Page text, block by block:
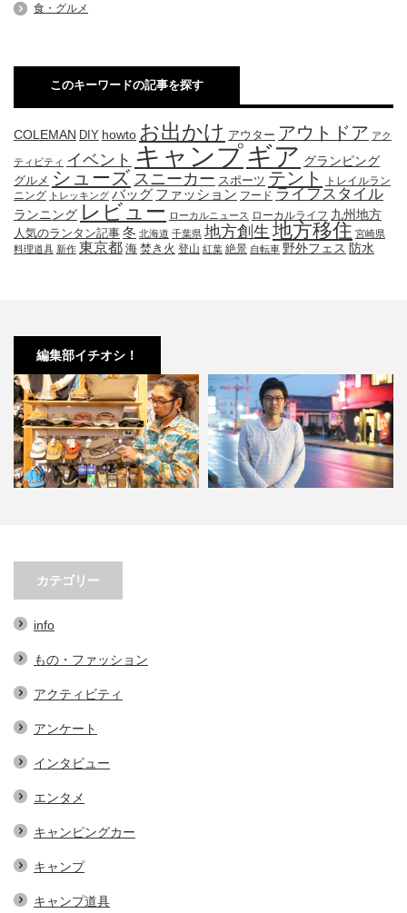
食・グルメ
このキーワードの記事を探す
COLEMAN DIY howto お出かけ アウター アウトドア アク
ティビティ イベント キャンプギア グランピング
グルメ シューズ スニーカー スポーツ テント
トレイルラン
ニング トレッキング バッグ ファッション フード ライフスタイル
ランニング レビュー ローカルニュース ローカルライフ 九州地方
人気のランタン記事 冬 北海道 千葉県 地方創生 地方移住 宮崎県
料理道具 新作 東京都 海 焚き火 登山 紅葉 絶景 自転車 野外フェス 防水
編集部イチオシ！
必須！KAVUの帽子３選。オ
ャレで実用的なアイテム…
カテゴリー
info
もの・ファッション
アクティビティ
アンケート
インタビュー
エンタメ
キャンピングカー
キャンプ
キャンプ道具